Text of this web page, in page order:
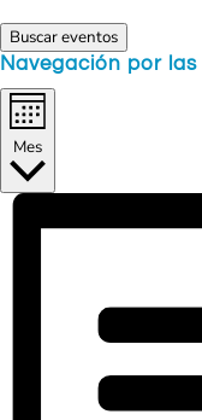
Buscar eventos
Navegación por
Mes